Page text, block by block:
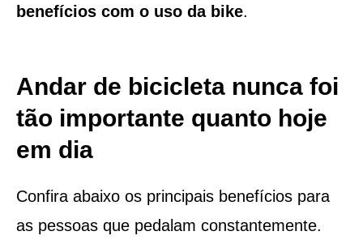
benefícios com o uso da bike.
Andar de bicicleta nunca foi
tão importante quanto hoje
em dia
Confira abaixo os principais benefícios para
as pessoas que pedalam constantemente.